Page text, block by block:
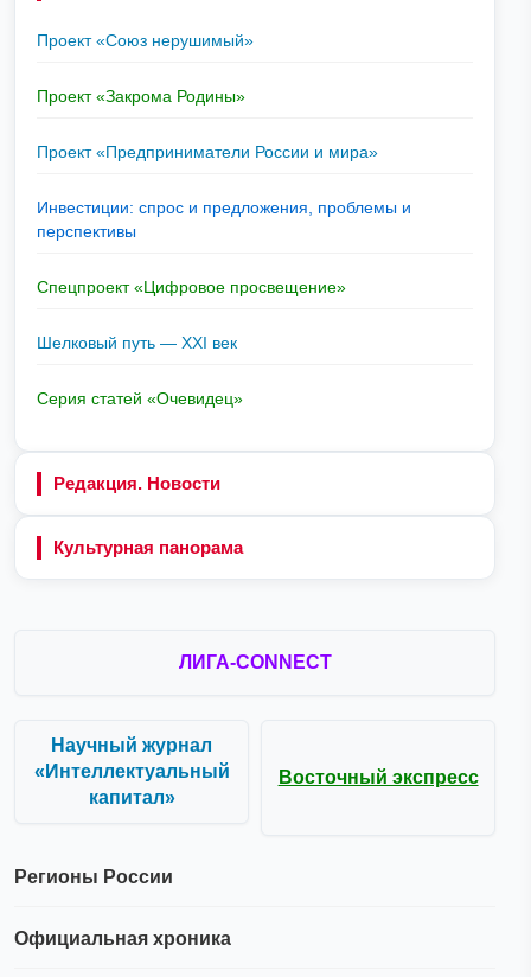
Проект «Союз нерушимый»
Проект «Закрома Родины»
Проект «Предприниматели России и мира»
Инвестиции: спрос и предложения, проблемы и
перспективы
Спецпроект «Цифровое просвещение»
Шелковый путь — XXI век
Серия статей «Очевидец»
Редакция. Новости
Культурная панорама
ЛИГА-CONNECT
Научный журнал
«Интеллектуальный
капитал»
Восточный экспресс
Регионы России
Официальная хроника